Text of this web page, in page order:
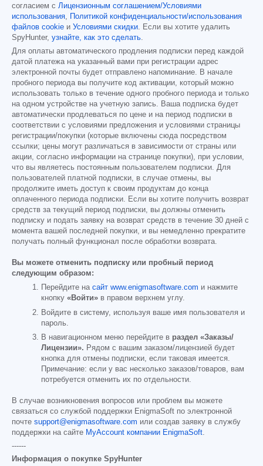
согласием с Лицензионным соглашением/Условиями
использования,
Политикой конфиденциальности/использования
файлов cookie и Условиями скидки. Если вы хотите удалить
SpyHunter, узнайте, как это сделать.
Для оплаты автоматического продления подписки перед каждой
датой платежа на указанный вами при регистрации адрес
электронной почты будет отправлено напоминание. В начале
пробного периода вы получите код активации, который можно
использовать только в течение одного пробного периода и только
на одном устройстве на учетную запись. Ваша подписка будет
автоматически продлеваться по цене и на период подписки в
соответствии с условиями предложения и условиями страницы
регистрации/покупки (которые включены сюда посредством
ссылки; цены могут различаться в зависимости от страны или
акции, согласно информации на странице покупки), при условии,
что вы являетесь постоянным пользователем подписки. Для
пользователей платной подписки, в случае отмены, вы
продолжите иметь доступ к своим продуктам до конца
оплаченного периода подписки. Если вы хотите получить возврат
средств за текущий период подписки, вы должны отменить
подписку и подать заявку на возврат средств в течение 30 дней с
момента вашей последней покупки, и вы немедленно прекратите
получать полный функционал после обработки возврата.
Вы можете отменить подписку или пробный период
следующим образом:
Перейдите на сайт www.enigmasoftware.com и нажмите
кнопку «Войти» в правом верхнем углу.
Войдите в систему, используя ваше имя пользователя и
пароль.
В навигационном меню перейдите в раздел «Заказы/
Лицензии». Рядом с вашим заказом/лицензией будет
кнопка для отмены подписки, если таковая имеется.
Примечание: если у вас несколько заказов/товаров, вам
потребуется отменить их по отдельности.
В случае возникновения вопросов или проблем вы можете
связаться со службой поддержки EnigmaSoft по электронной
почте support@enigmasoftware.com или создав заявку в службу
поддержки на сайте MyAccount компании EnigmaSoft
------
Информация о покупке SpyHunter